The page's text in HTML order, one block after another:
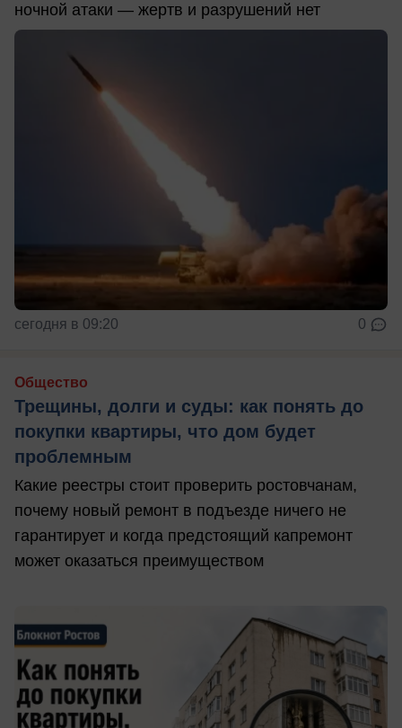
ночной атаки — жертв и разрушений нет
сегодня в 09:20 0
Общество
Трещины, долги и суды: как понять до
покупки квартиры, что дом будет
проблемным
Какие реестры стоит проверить ростовчанам,
почему новый ремонт в подъезде ничего не
гарантирует и когда предстоящий капремонт
может оказаться преимуществом